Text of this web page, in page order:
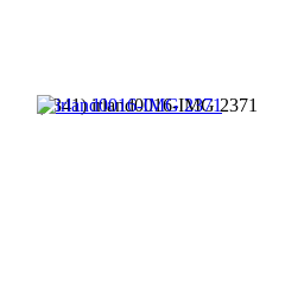
(7341) irland0016-IMG 2371